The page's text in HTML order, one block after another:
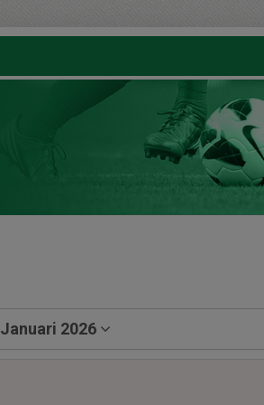
Januari 2026